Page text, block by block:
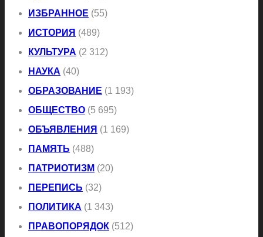
ИЗБРАННОЕ (55)
ИСТОРИЯ (489)
КУЛЬТУРА (2 312)
НАУКА (40)
ОБРАЗОВАНИЕ (1 193)
ОБЩЕСТВО (5 695)
ОБЪЯВЛЕНИЯ (1 169)
ПАМЯТЬ (488)
ПАТРИОТИЗМ (20)
ПЕРЕПИСЬ (32)
ПОЛИТИКА (1 343)
ПРАВОПОРЯДОК (512)